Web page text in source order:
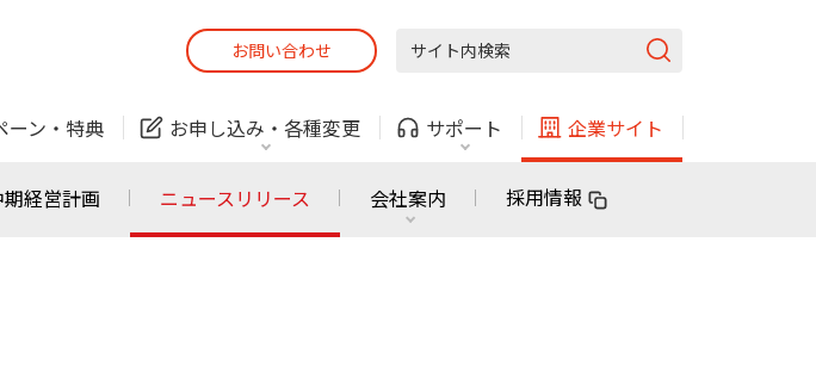
お問い合わせ
ン・ 特典 お申し込み・ 各種変更 サポート 企業サイト
でんき 固定電話
法人・自治体向けサービス
期経営計画 ニュースリリース 会社案内 採用情報